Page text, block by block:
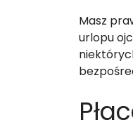
Masz
urlopu